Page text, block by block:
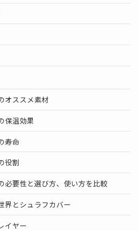
オススメ素材
保温効果
寿命
役割
必要性と選び方、使い方を比較
界とシュラフカバー
イヤー